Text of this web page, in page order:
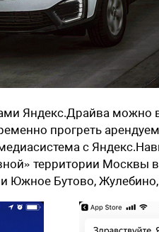
Яндекс.Драйва можно
прогреть
с
территории Москвы
Южное Бутово,